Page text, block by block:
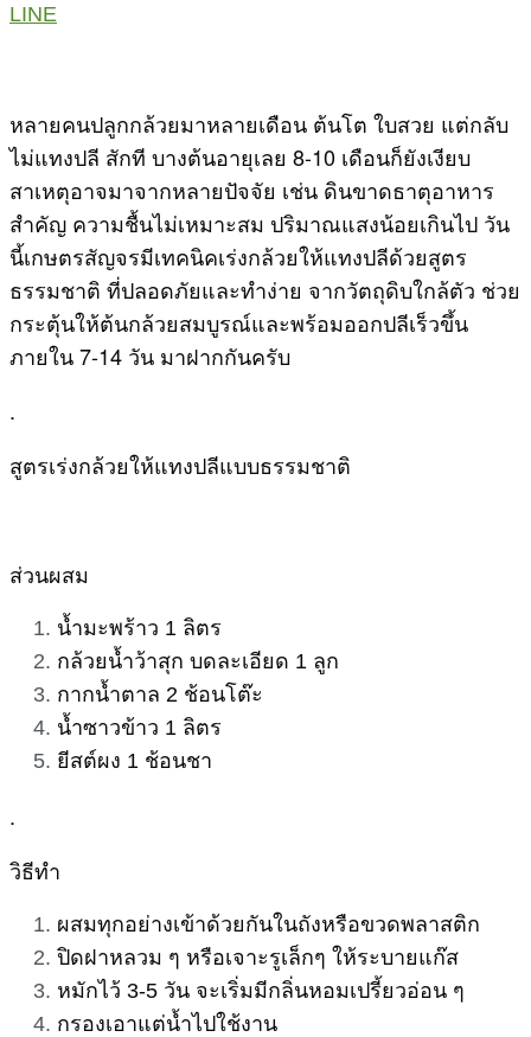
LINE
หลายคนปลูกกล้วยมาหลายเดือน ต้นโต ใบสวย แต่กลับ
ไม่แทงปลี สักที บางต้นอายุเลย 8-10 เดือนก็ยังเงียบ
สาเหตุอาจมาจากหลายปัจจัย เช่น ดินขาดธาตุอาหาร
สำคัญ ความชื้นไม่เหมาะสม ปริมาณแสงน้อยเกินไป วัน
นี้เกษตรสัญจรมีเทคนิคเร่งกล้วยให้แทงปลีด้วยสูตร
ธรรมชาติ ที่ปลอดภัยและทำง่าย จากวัตถุดิบใกล้ตัว ช่วย
กระตุ้นให้ต้นกล้วยสมบูรณ์และพร้อมออกปลีเร็วขึ้น
ภายใน 7-14 วัน มาฝากกันครับ
.
สูตรเร่งกล้วยให้แทงปลีแบบธรรมชาติ
ส่วนผสม
น้ำมะพร้าว 1 ลิตร
กล้วยน้ำว้าสุก บดละเอียด 1 ลูก
กากน้ำตาล 2 ช้อนโต๊ะ
น้ำซาวข้าว 1 ลิตร
ยีสต์ผง 1 ช้อนชา
.
วิธีทำ
ผสมทุกอย่างเข้าด้วยกันในถังหรือขวดพลาสติก
ปิดฝาหลวม ๆ หรือเจาะรูเล็กๆ ให้ระบายแก๊ส
หมักไว้ 3-5 วัน จะเริ่มมีกลิ่นหอมเปรี้ยวอ่อน ๆ
กรองเอาแต่น้ำไปใช้งาน